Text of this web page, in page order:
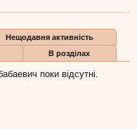
Нещодавня активність
В розділах
поки відсутні.